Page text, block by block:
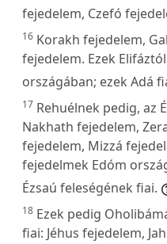
fejedelem, Czefó
16 Korakh fejedelem,
fejedelem. Ezek
országában; ezek Adá
17 Rehuélnek pedig, az
Nakhath fejedelem,
fejedelem, Mizzá
fejedelmek Edóm
Ézsaú feleségének fiai.
18 Ezek pedig
fiai: Jéhus fejedelem,